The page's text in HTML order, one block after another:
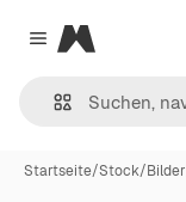
Close menu
Magnific
Startseite/Stock/Bilder